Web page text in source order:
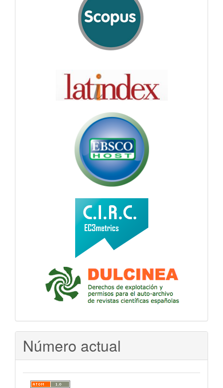
Número actual